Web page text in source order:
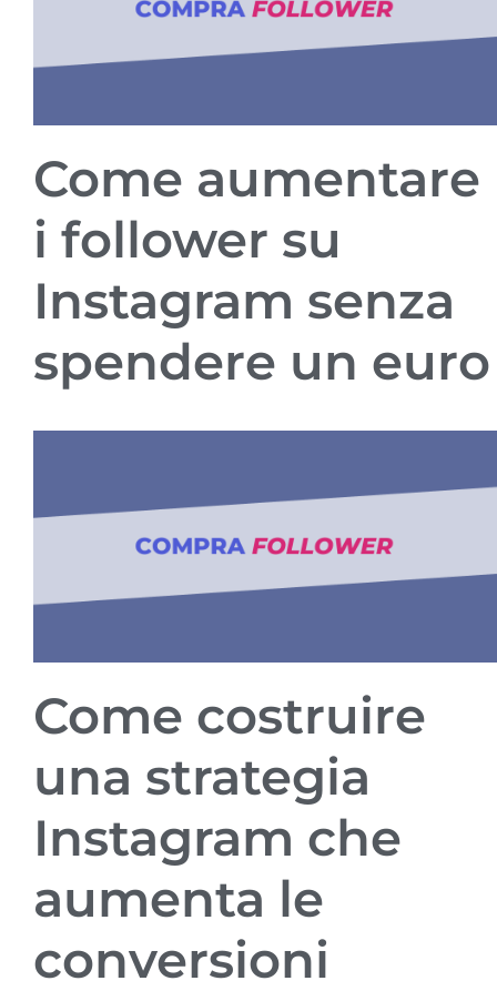
Come aumentare
i follower su
Instagram senza
spendere un euro
Come costruire
una strategia
Instagram che
aumenta le
conversioni